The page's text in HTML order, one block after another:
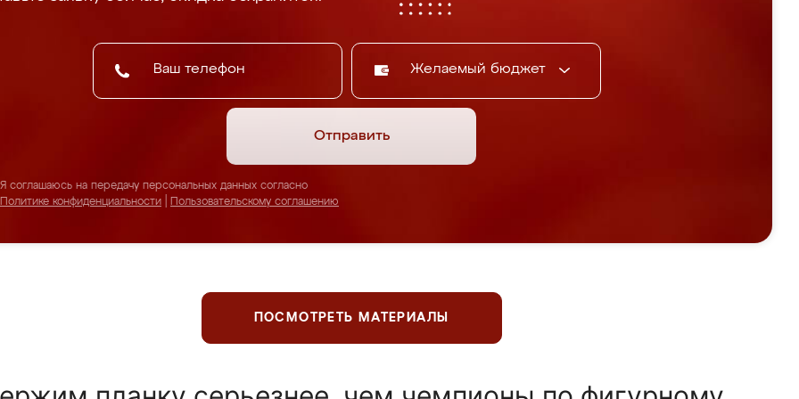
Желаемый бюджет
Отправить
Я соглашаюсь на передачу персональных данных согласно
Политике конфиденциальности
Пользовательскому соглашению
ПОСМОТРЕТЬ МАТЕРИАЛЫ